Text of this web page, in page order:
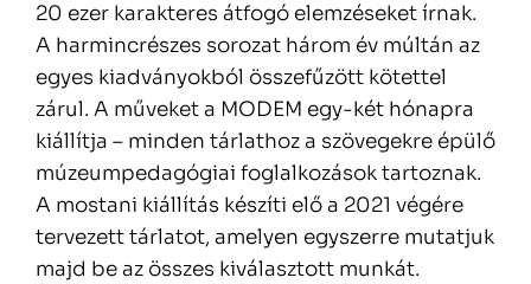
20 ezer karakteres átfogó elemzéseket írnak.
A harmincrészes sorozat három év múltán az
egyes kiadványokból összefűzött kötettel
zárul. A műveket a MODEM egy-két hónapra
kiállítja – minden tárlathoz a szövegekre épülő
múzeumpedagógiai foglalkozások tartoznak.
A mostani kiállítás készíti elő a 2021 végére
tervezett tárlatot, amelyen egyszerre mutatjuk
majd be az összes kiválasztott munkát.